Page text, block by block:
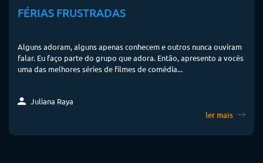
FÉRIAS FRUSTRADAS
Alguns adoram, alguns apenas conhecem e outros nunca ouviram
falar. Eu faço parte do grupo que adora. Então, apresento a vocês
uma das melhores séries de filmes de comédia...
Juliana Raya
ler mais